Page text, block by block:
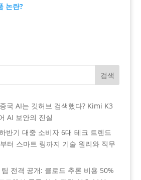
논란?
검색
국 AI는 깃허브 검색했다? Kimi K3
AI 보안의 진실
반기 대중 소비자 6대 테크 트렌드
터 스마트 링까지 기술 원리와 직무
전격 공개: 클로드 추론 비용 50%